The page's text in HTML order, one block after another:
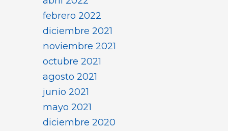
febrero 2022
diciembre 2021
noviembre 2021
octubre 2021
agosto 2021
junio 2021
mayo 2021
diciembre 2020